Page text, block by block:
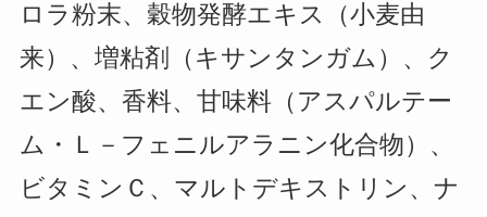
ロラ粉末、穀物発酵エキス（小麦由
来）、増粘剤（キサンタンガム）、ク
エン酸、香料、甘味料（アスパルテー
ム・Ｌ－フェニルアラニン化合物）、
ビタミンＣ、マルトデキストリン、ナ